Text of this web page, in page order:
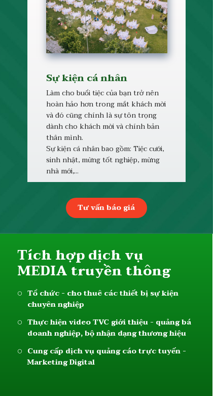
Làm cho buổi tiệc của bạn trở nên
hoàn hảo hơn trong mắt khách mời
và đó cũng chính là sự tôn trọng
dành cho khách mời và chính bản
thân mình.
Sự kiện cá nhân bao gồm: Tiệc cưới,
sinh nhật, mừng tốt nghiệp, mừng
nhà mới,...
Sự kiện cá nhân
Tư vấn báo giá
Tổ chức - cho thuê các thiết bị sự kiện
chuyên nghiệp
Thực hiện video TVC giới thiệu - quảng bá
doanh nghiệp, bộ nhận dạng thương hiệu
Cung cấp dịch vụ quảng cáo trực tuyến -
Marketing Digital
Tích hợp dịch vụ
MEDIA truyền thông